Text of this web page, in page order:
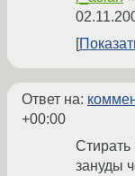
Ответ на:
+00:00
зануды